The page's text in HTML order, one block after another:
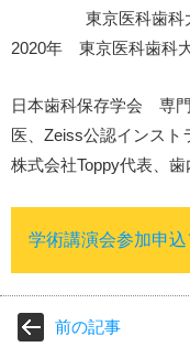
東京医科歯科大
2020年 東京医科歯科
日本歯科保存学会 専
医、Zeiss公認インスト
株式会社Toppy代表、
学術講演会参加申込
前の記事